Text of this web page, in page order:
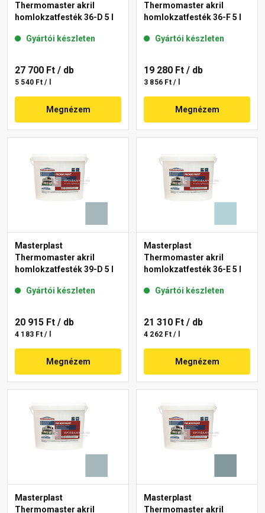
Thermomaster akril
homlokzatfesték 36-D 5 l
Gyártói készleten
27 700 Ft / db
5 540 Ft / l
Megnézem
Thermomaster akril
homlokzatfesték 36-F 5 l
Gyártói készleten
19 280 Ft / db
3 856 Ft / l
Megnézem
Masterplast
Thermomaster akril
homlokzatfesték 39-D 5 l
Gyártói készleten
20 915 Ft / db
4 183 Ft / l
Megnézem
Masterplast
Thermomaster akril
homlokzatfesték 36-E 5 l
Gyártói készleten
21 310 Ft / db
4 262 Ft / l
Megnézem
Masterplast
Thermomaster akril
Masterplast
Thermomaster akril